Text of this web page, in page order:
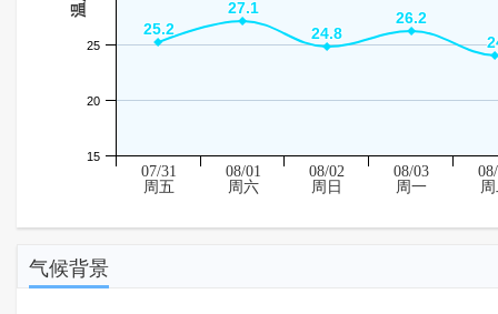
25.2
25.2
27.1
27.1
24.8
24.8
26.2
26.2
15
20
25
07/31
周五
08/01
周六
08/02
周日
08/03
周一
气候背景